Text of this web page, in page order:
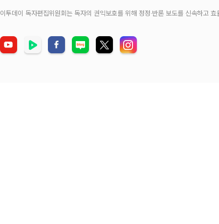
이투데이 독자편집위원회는 독자의 권익보호를 위해 정정‧반론 보도를 신속하고